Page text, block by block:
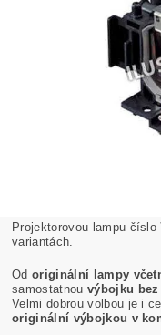
Projektorovou lampu číslo
variantách.
Odoriginální lampy
samostatnou výbojku
Velmi dobrou volbou je i
originální výbojkou v